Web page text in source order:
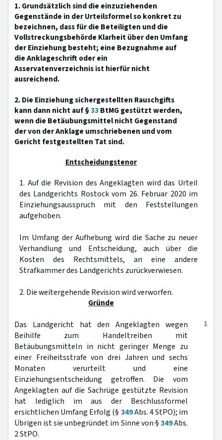
1. Grundsätzlich sind die einzuziehenden
Gegenstände in der Urteilsformel so konkret zu
bezeichnen, dass für die Beteiligten und die
Vollstreckungsbehörde Klarheit über den Umfang
der Einziehung besteht; eine Bezugnahme auf
die Anklageschrift oder ein
Asservatenverzeichnis ist hierfür nicht
ausreichend.
2. Die Einziehung sichergestellten Rauschgifts
kann dann nicht auf §33BtMG gestützt werden,
wenn die Betäubungsmittel nicht Gegenstand
der von der Anklage umschriebenen und vom
Gericht festgestellten Tat sind.
Entscheidungstenor
1. Auf die Revision des Angeklagten wird das Urteil
des Landgerichts Rostock vom 26. Februar 2020 im
Einziehungsausspruch mit den Feststellungen
aufgehoben.
Im Umfang der Aufhebung wird die Sache zu neuer
Verhandlung und Entscheidung, auch über die
Kosten des Rechtsmittels, an eine andere
Strafkammer des Landgerichts zurückverwiesen.
2. Die weitergehende Revision wird verworfen.
Gründe
1
Das Landgericht hat den Angeklagten wegen
Beihilfe zum Handeltreiben mit
Betäubungsmitteln in nicht geringer Menge zu
einer Freiheitsstrafe von drei Jahren und sechs
Monaten verurteilt und eine
Einziehungsentscheidung getroffen. Die vom
Angeklagten auf die Sachrüge gestützte Revision
hat lediglich im aus der Beschlussformel
ersichtlichen Umfang Erfolg (§ 349Abs. 4 StPO); im
Übrigen ist sie unbegründet im Sinne von §349Abs.
2 StPO.